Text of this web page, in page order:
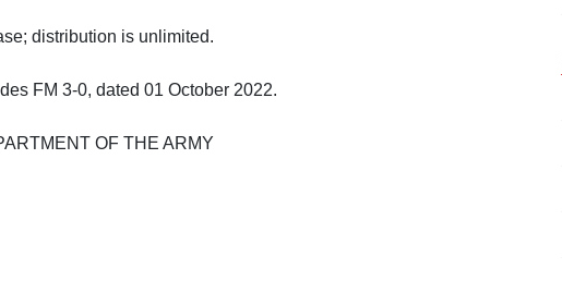
distribution is unlimited.
FM 3-0, dated 01 October 2022.
OF THE ARMY